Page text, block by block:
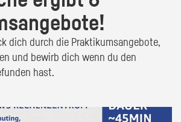
dich durch die Praktikumsangebote,
und bewirb dich wenn du den
hast.